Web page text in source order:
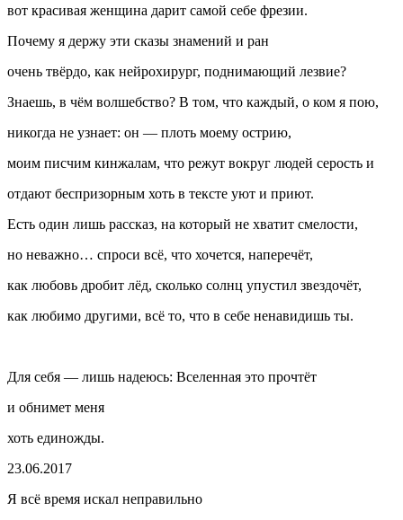
вот красивая женщина дарит самой себе фрезии.
Почему я держу эти сказы знамений и ран
очень твёрдо, как нейрохирург, поднимающий лезвие?
Знаешь, в чём волшебство? В том, что каждый, о ком я пою,
никогда не узнает: он — плоть моему острию,
моим писчим кинжалам, что режут вокруг людей серость и
отдают беспризорным хоть в тексте уют и приют.
Есть один лишь рассказ, на который не хватит смелости,
но неважно… спроси всё, что хочется, наперечёт,
как любовь дробит лёд, сколько солнц упустил звездочёт,
как любимо другими, всё то, что в себе ненавидишь ты.
Для себя — лишь надеюсь: Вселенная это прочтёт
и обнимет меня
хоть единожды.
23.06.2017
Я всё время искал неправильно